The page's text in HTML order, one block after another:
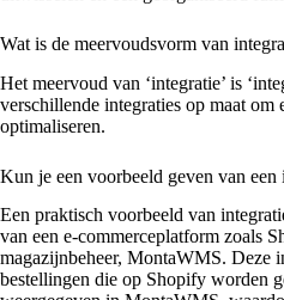
Wat is de meervoudsvorm van
Het meervoud van ‘integratie’ is
verschillende integraties op maat om
optimaliseren.
Kun je een voorbeeld geven van een
Een praktisch voorbeeld van
van een e-commerceplatform zoals
magazijnbeheer, MontaWMS. Deze
bestellingen die op Shopify worden